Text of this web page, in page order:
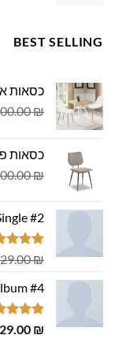
BEST SELLING
כסאות
₪
כסאות
₪
#2
דורג4.75
29.00₪
#4
דורג5.00
29.00 ₪